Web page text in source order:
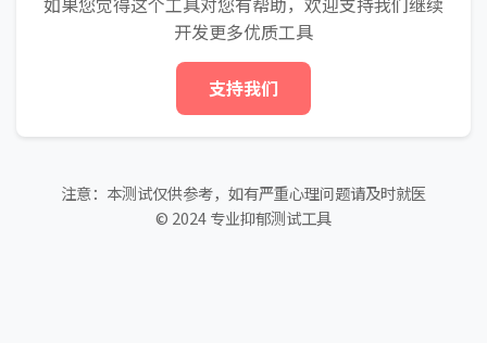
开发更多优质工具
支持我们
注意：本测试仅供参考，如有严重心理问题请及时就医
© 2024 专业抑郁测试工具